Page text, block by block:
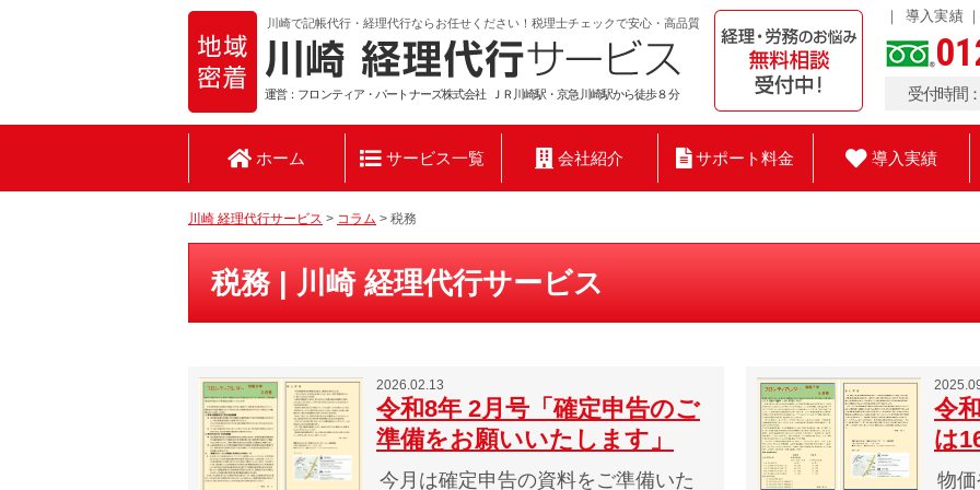
川崎で記帳代行・経理代行ならお任せください！税理士チェックで安心・高品質
運営：フロンティア・パートナーズ株式会社 ＪＲ川崎駅・京急川崎駅から徒歩８分
導入実績
受付時間
ホーム サービス一覧 会社紹介 サポート料金 導入実績
川崎 経理代行サービス > コラム > 税務
税務 | 川崎 経理代行サービス
2026.02.13
令和8年 2月号「確定申告のご
準備をお願いいたします」
今月は確定申告の資料をご準備いた
令
は
物